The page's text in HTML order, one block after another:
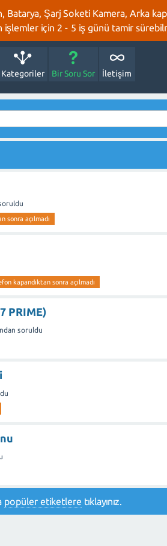
Şarj Soketi Kamera, Arka
işlemler için 2 - 5 iş günü tamir
Kategoriler Bir Soru Sor İletişim
sonra açılmadı
kapandıktan sonra açılmadı
PRIME)
soruldu
popüler etiketlere tıklayınız.